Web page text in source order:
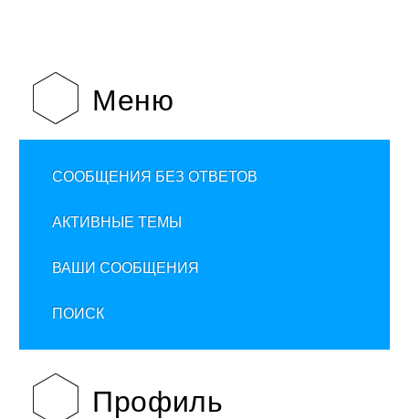
Меню
СООБЩЕНИЯ БЕЗ ОТВЕТОВ
АКТИВНЫЕ ТЕМЫ
ВАШИ СООБЩЕНИЯ
ПОИСК
Профиль